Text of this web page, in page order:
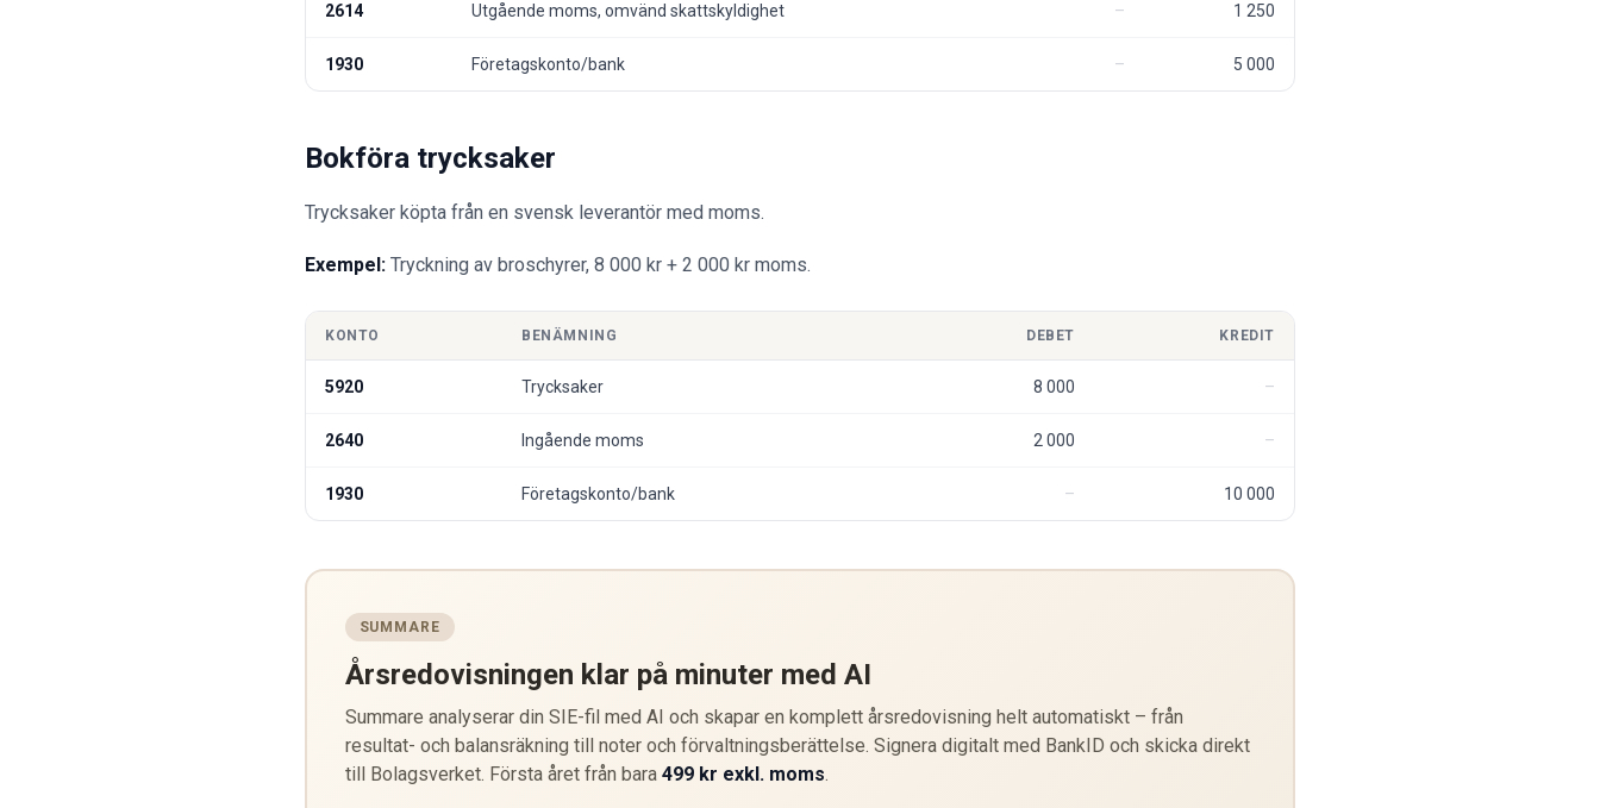
2614 Utgående moms, omvänd skattskyldighet 1 250
1930 Företagskonto/bank 5 000
Bokföra trycksaker
Trycksaker köpta från en svensk leverantör med moms.
Exempel: Tryckning av broschyrer, 8 000 kr + 2 000 kr moms.
KONTO BENÄMNING DEBET KREDIT
5920 Trycksaker 8 000
2640 Ingående moms 2 000
1930 Företagskonto/bank 10 000
SUMMARE
Årsredovisningen klar på minuter med AI
Summare analyserar din SIE-fil med AI och skapar en komplett årsredovisning helt automatiskt – från
resultat- och balansräkning till noter och förvaltningsberättelse. Signera digitalt med BankID och skicka direkt
till Bolagsverket. Första året från bara 499 kr exkl. moms